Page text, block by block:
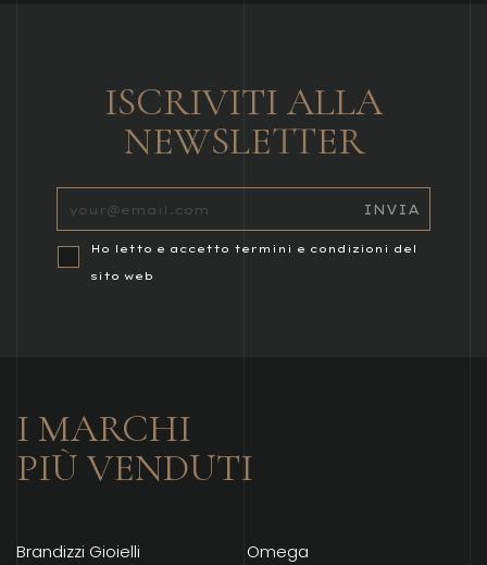
ISCRIVITI ALLA
NEWSLETTER
Ho letto e accetto termini e condizioni del
sito web
I MARCHI
PIÙ VENDUTI
Brandizzi Gioielli
Omega